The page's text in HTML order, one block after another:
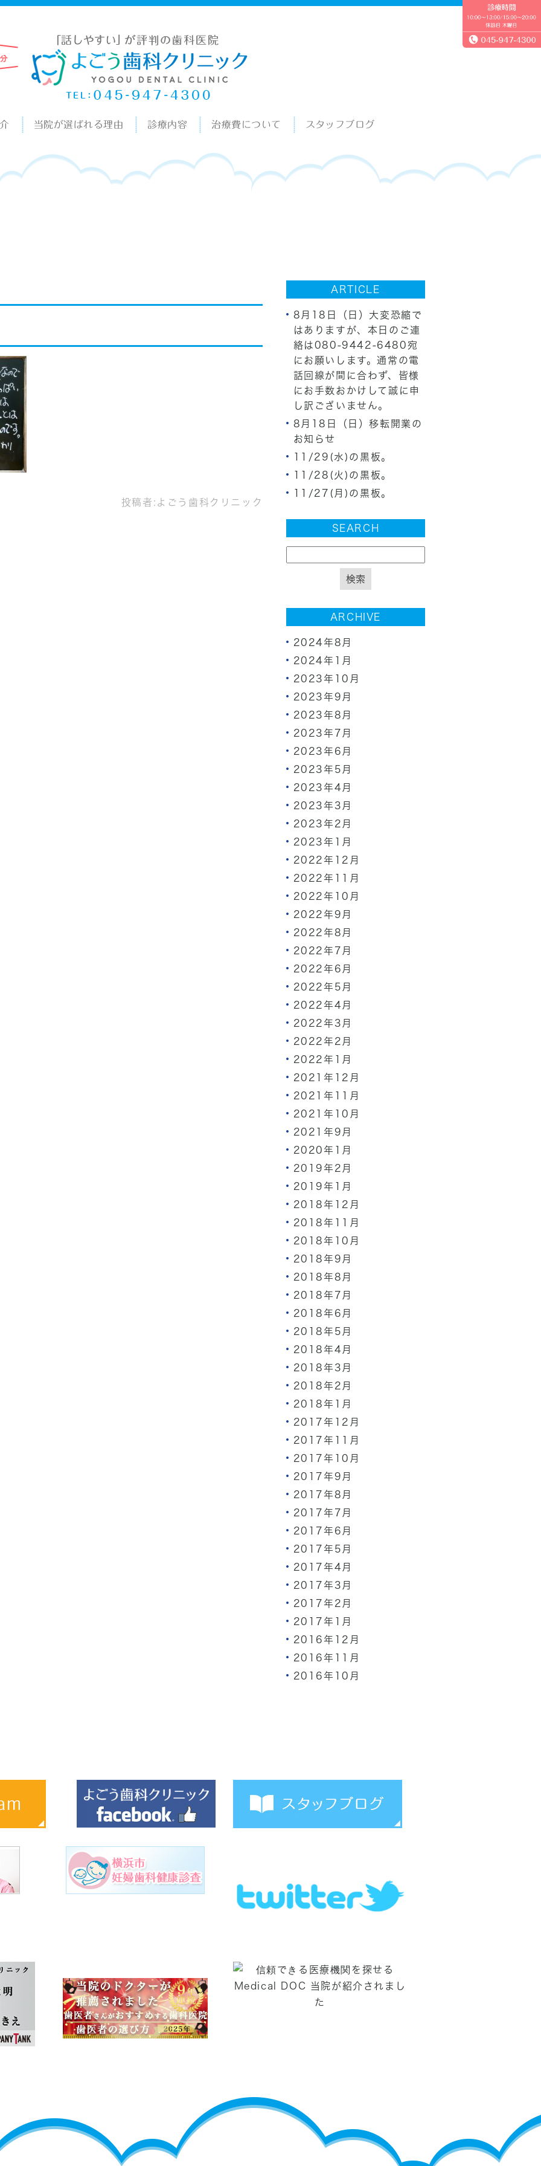
当院が選ばれる理由 診療内容 治療費について スタッフブログ
投稿者: よごう歯科クリニック
ARTICLE
8月18日（日）大変恐縮で
はありますが、本日のご連
絡は080-9442-6480宛
にお願いします。通常の電
話回線が間に合わず、皆様
にお手数おかけして誠に申
し訳ございません。
8月18日（日）移転開業の
お知らせ
11/29(水)の黒板。
11/28(火)の黒板。
11/27(月)の黒板。
SEARCH
ARCHIVE
2024年8月
2024年1月
2023年10月
2023年9月
2023年8月
2023年7月
2023年6月
2023年5月
2023年4月
2023年3月
2023年2月
2023年1月
2022年12月
2022年11月
2022年10月
2022年9月
2022年8月
2022年7月
2022年6月
2022年5月
2022年4月
2022年3月
2022年2月
2022年1月
2021年12月
2021年11月
2021年10月
2021年9月
2020年1月
2019年2月
2019年1月
2018年12月
2018年11月
2018年10月
2018年9月
2018年8月
2018年7月
2018年6月
2018年5月
2018年4月
2018年3月
2018年2月
2018年1月
2017年12月
2017年11月
2017年10月
2017年9月
2017年8月
2017年7月
2017年6月
2017年5月
2017年4月
2017年3月
2017年2月
2017年1月
2016年12月
2016年11月
2016年10月